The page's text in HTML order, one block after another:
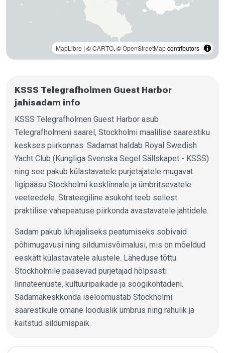
KSSS Telegrafholmen Guest Harbor
jahisadam info
KSSS Telegrafholmen Guest Harbor asub
Telegrafholmeni saarel, Stockholmi maalilise saarestiku
keskses piirkonnas. Sadamat haldab Royal Swedish
Yacht Club (Kungliga Svenska Segel Sällskapet - KSSS)
ning see pakub külastavatele purjetajatele mugavat
ligipääsu Stockholmi kesklinnale ja ümbritsevatele
veeteedele. Strateegiline asukoht teeb sellest
praktilise vahepeatuse piirkonda avastavatele jahtidele.
Sadam pakub lühiajaliseks peatumiseks sobivaid
põhimugavusi ning sildumisvõimalusi, mis on mõeldud
eeskätt külastavatele alustele. Läheduse tõttu
Stockholmile pääsevad purjetajad hõlpsasti
linnateenuste, kultuuripaikade ja söögikohtadeni.
Sadamakeskkonda iseloomustab Stockholmi
saarestikule omane looduslik ümbrus ning rahulik ja
kaitstud sildumispaik.
MapLibre | ©CARTO, ©OpenStreetMapcontributors